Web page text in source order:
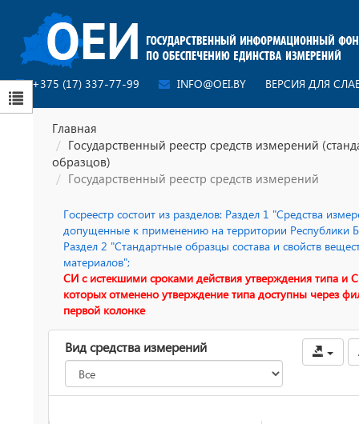
+375 (17) 337-77-99 INFO@OEI.BY ВЕРСИЯ ДЛЯ
Главная
Государственный реестр средств измерений
образцов)
Государственный реестр средств измерений
Госреестр состоит из разделов: Раздел 1 "Средства
допущенные к применению на территории Республики
Раздел 2 "Стандартные образцы состава и свойств
материалов";
СИ с истекшими сроками действия утверждения типа и
которых отменено утверждение типа доступны через
первой колонке
Вид средства измерений